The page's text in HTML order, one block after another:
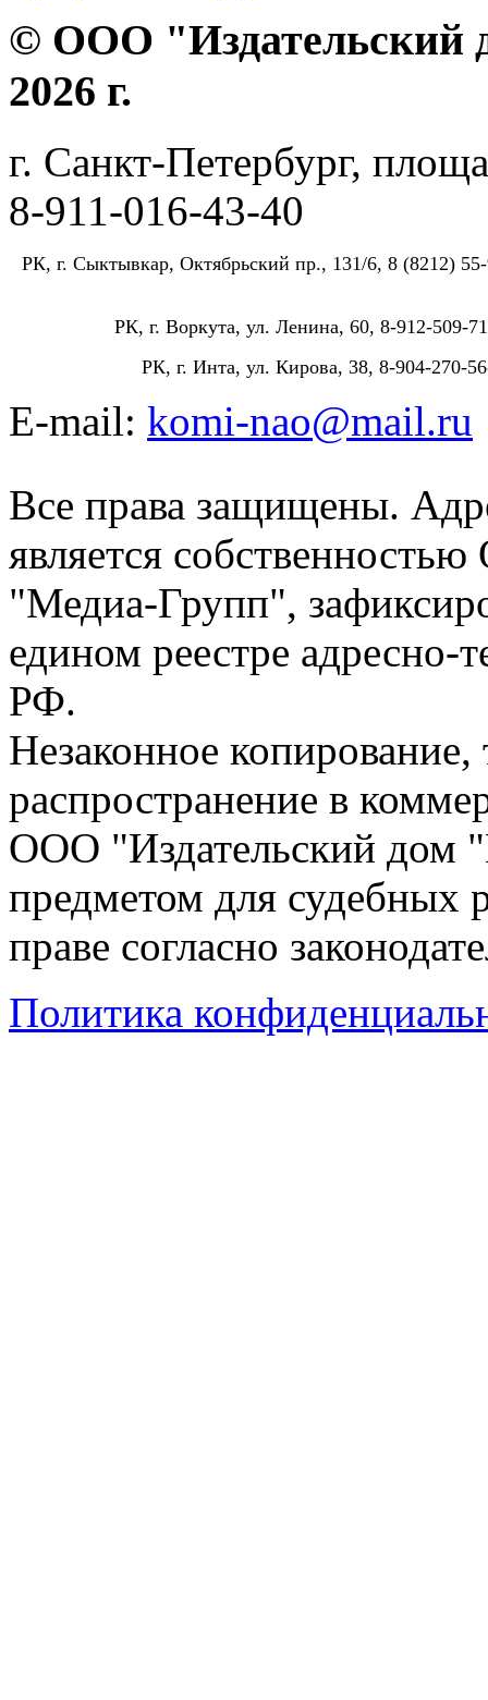
© ООО "Издательский
2026 г.
г. Санкт-Петербург,
8-911-016-43-40
РК, г. Сыктывкар, Октябрьский пр., 131/6, 8 (8212)
РК, г. Воркута, ул. Ленина, 60, 8-912-509-
РК, г. Инта, ул. Кирова, 38, 8-904-270-
E-mail: komi-nao@mail.ru
Все права защищены.
является
"Медиа-Групп",
едином реестре адресно-
РФ.
Незаконное
распространение в
ООО "Издательский дом
предметом для судебных
праве согласно
Политика